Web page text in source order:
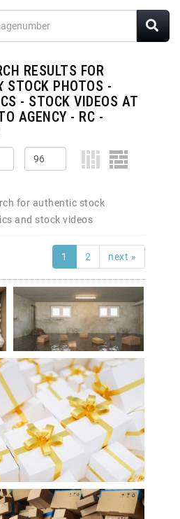
RESULTS FOR
STOCK PHOTOS -
- STOCK VIDEOS AT
AGENCY - RC -
for authentic stock
and stock videos
1 2 next »